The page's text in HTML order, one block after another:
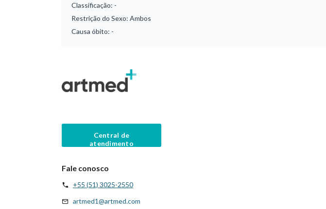
Classificação: -
Restrição do Sexo: Ambos
Causa óbito: -
Central de
atendimento
Fale conosco
+55 (51) 3025-2550
artmed1@artmed.com